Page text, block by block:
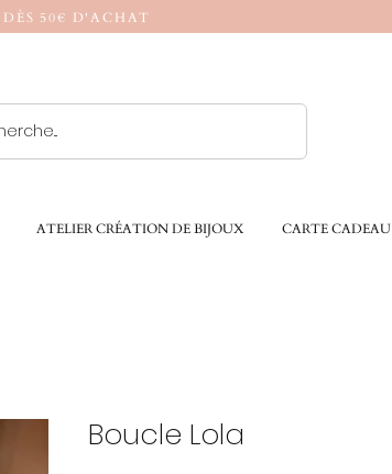
50€ D'ACHAT
ATELIER CRÉATION DE BIJOUX CARTE CADEAU
Boucle Lola